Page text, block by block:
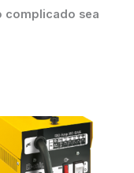
complicado sea